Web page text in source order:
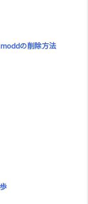
の削除方法